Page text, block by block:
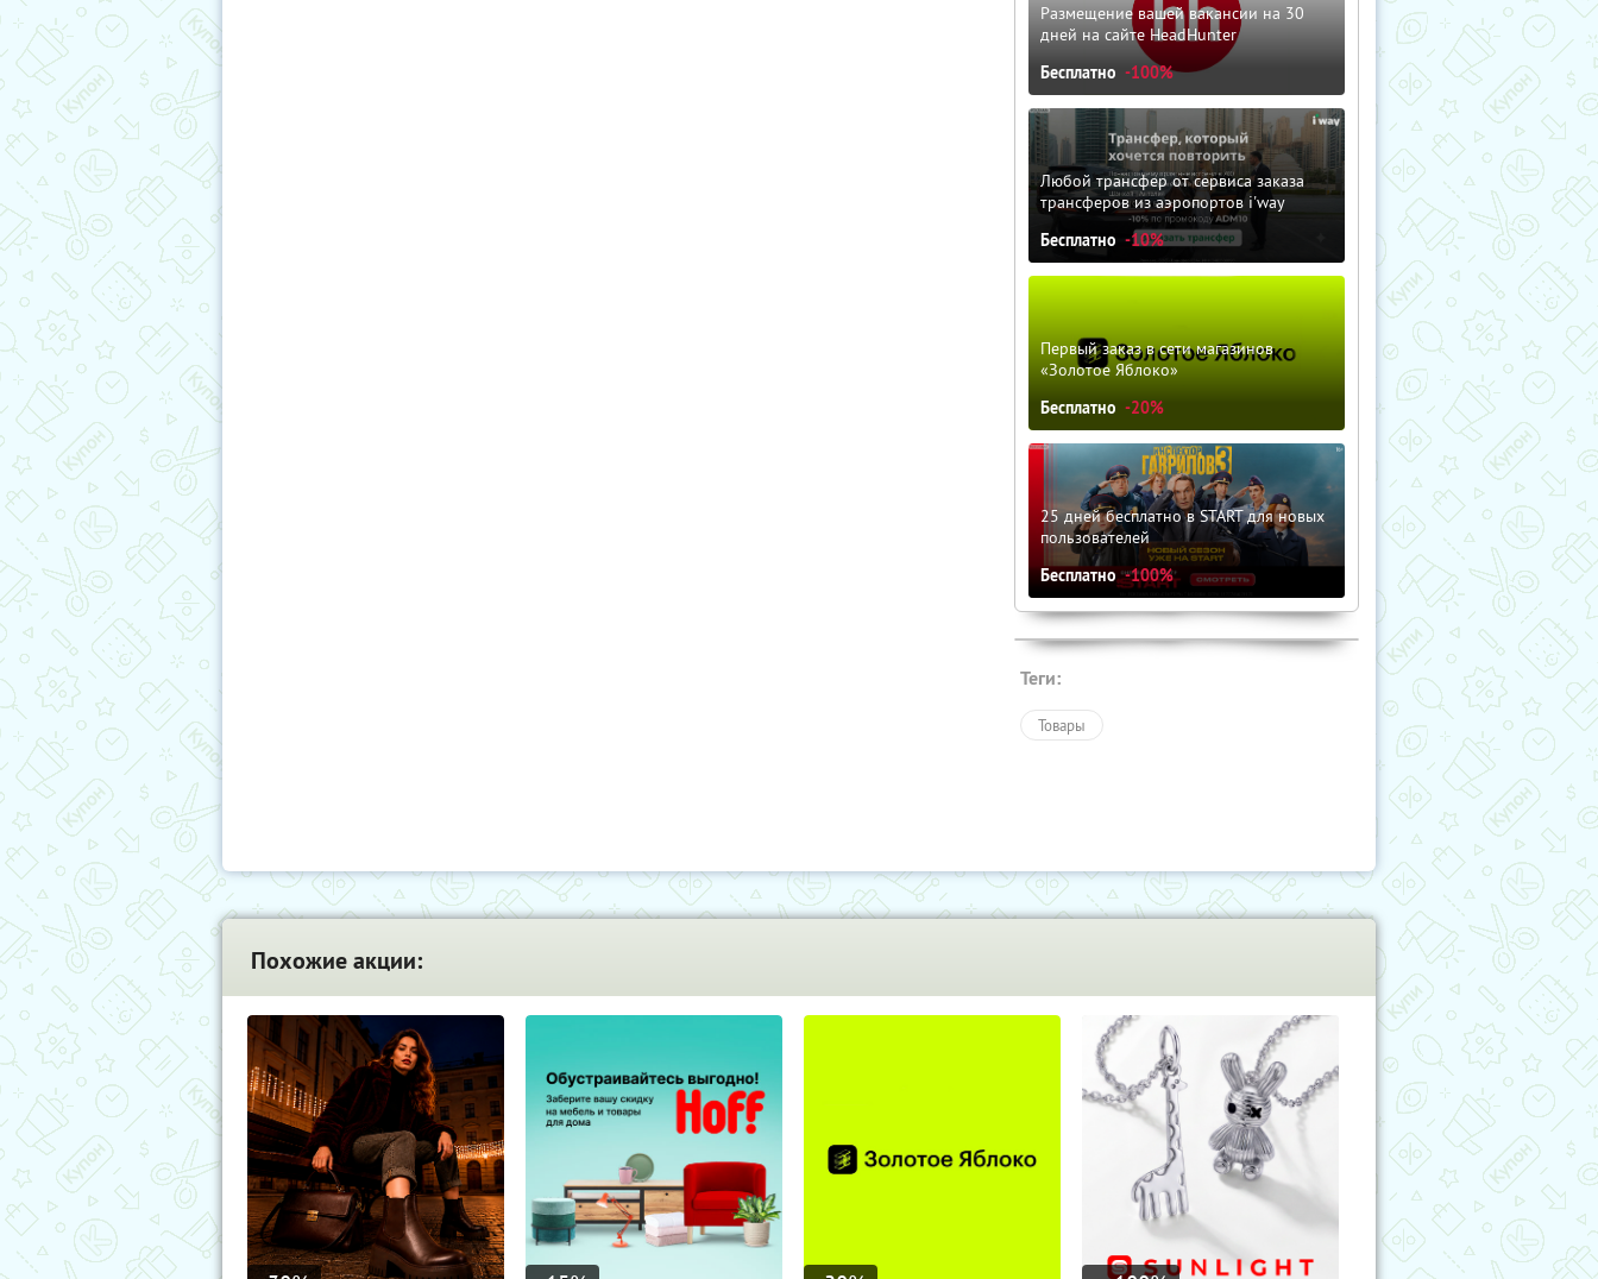
Размещение вашей вакансии на 30
дней на сайте HeadHunter
Бесплатно -100%
Любой трансфер от сервиса заказа
трансферов из аэропортов i'way
Бесплатно -10%
Первый заказ в сети магазинов
«Золотое Яблоко»
Бесплатно -20%
25 дней бесплатно в START для новых
пользователей
Бесплатно -100%
Теги:
Товары
Похожие акции: